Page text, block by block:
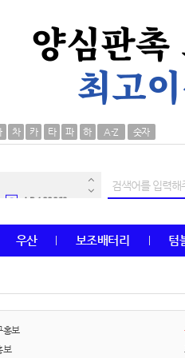
차 카 타 파 하 A-Z 숫자
4 수건
볼펜
6
우산 보조배터리 텀
홍보
보